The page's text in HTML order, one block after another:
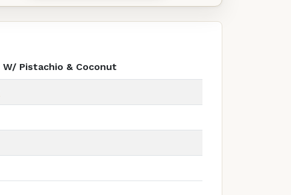
Pistachio & Coconut